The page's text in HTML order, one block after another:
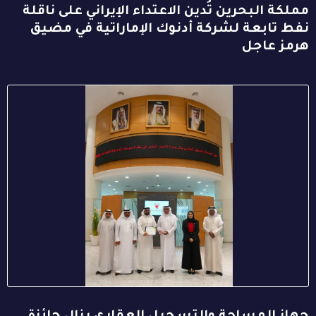
مملكة البحرين تُدين الاعتداء الإيراني على ناقلة
نفط تابعة لشركة أدنوك الإماراتية في مضيق
هرمز عاجل